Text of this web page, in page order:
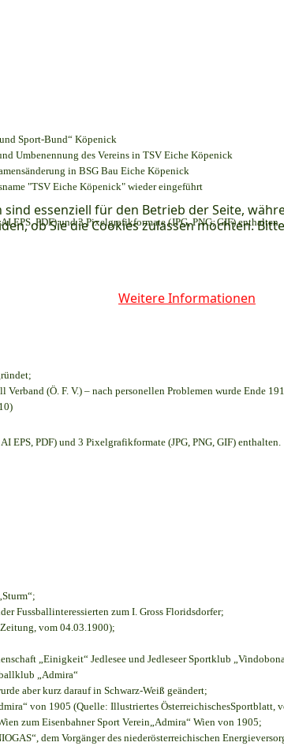
essenziell für den Betrieb der Seite,
ob Sie die Cookies zulassen möchten.
Weitere Informationen
Sport-Bund“ Köpenick
Umbenennung des Vereins in TSV Eiche Köpenick
in BSG Bau Eiche Köpenick
"TSV Eiche Köpenick" wieder eingeführt
PDF) und 3 Pixelgrafikformate (JPG, PNG, GIF) enthalten.
(Ö. F. V.) – nach personellen Problemen wurde Ende
EPS, PDF) und 3 Pixelgrafikformate (JPG, PNG, GIF) enthalten.
Fussballinteressierten zum I. Gross Floridsdorfer;
vom 04.03.1900);
„Einigkeit“ Jedlesee und Jedleseer Sportklub
„Admira“
aber kurz darauf in Schwarz-Weiß geändert;
von 1905 (Quelle: Illustriertes ÖsterreichischesSportblatt,
zum Eisenbahner Sport Verein„Admira“ Wien von 1905;
dem Vorgänger des niederösterreichischen